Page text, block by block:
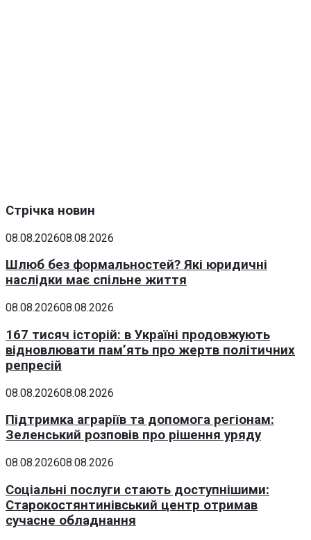
Стрічка новин
08.08.202608.08.2026
Шлюб без формальностей? Які юридичні
наслідки має спільне життя
08.08.202608.08.2026
167 тисяч історій: в Україні продовжують
відновлювати пам’ять про жертв політичних
репресій
08.08.202608.08.2026
Підтримка аграріїв та допомога регіонам:
Зеленський розповів про рішення уряду
08.08.202608.08.2026
Соціальні послуги стають доступнішими:
Старокостянтинівський центр отримав
сучасне обладнання